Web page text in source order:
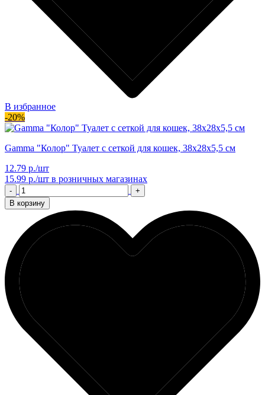
В избранное
-20%
Gamma "Колор" Туалет с сеткой для кошек, 38х28х5,5 см
12.79 р./шт
15.99 р./шт в розничных магазинах
-
+
В корзину